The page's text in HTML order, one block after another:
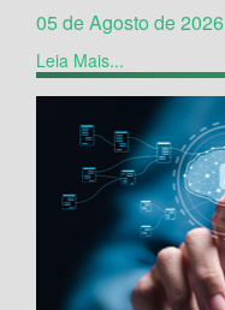
05 de Agosto de 2026
Leia Mais...